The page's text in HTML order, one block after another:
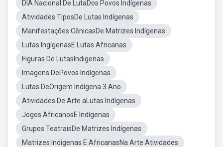
DIA Nacional De LutaDos Povos Indígenas
Atividades TiposDe Lutas Indígenas
Manifestações CênicasDe Matrizes Indígenas
Lutas IngígenasE Lutas Africanas
Figuras De LutasIndigenas
Imagens DePovos Indígenas
Lutas DeOrigem Indígena 3 Ano
Atividades De Arte aLutas Indígenas
Jogos AfricanosE Indígenas
Grupos TeatraisDe Matrizes Indígenas
Matrizes Indigenas E AfricanasNa Arte Atividades